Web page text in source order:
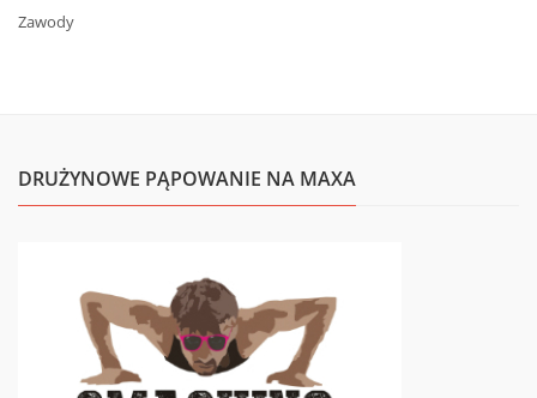
Zawody
DRUŻYNOWE PĄPOWANIE NA MAXA